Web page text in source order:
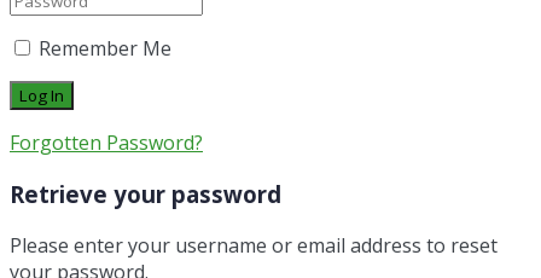
Remember Me
Forgotten Password?
Retrieve your password
Please enter your username or email address to reset
your password.